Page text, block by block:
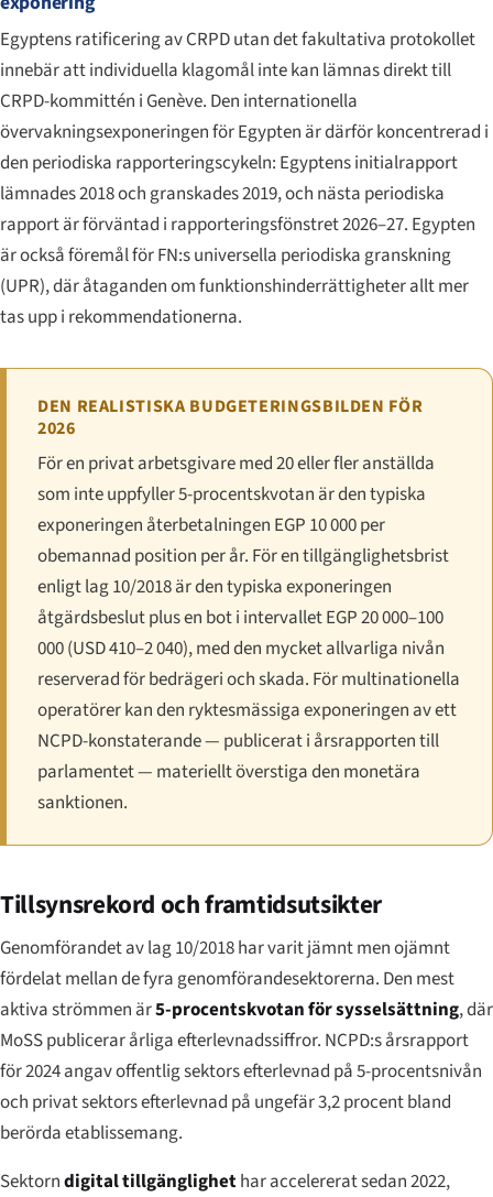
Egyptens ratificering av CRPD utan det fakultativa protokollet
innebär att individuella klagomål inte kan lämnas direkt till
CRPD-kommittén i Genève. Den internationella
övervakningsexponeringen för Egypten är därför koncentrerad i
den periodiska rapporteringscykeln: Egyptens initialrapport
lämnades 2018 och granskades 2019, och nästa periodiska
rapport är förväntad i rapporteringsfönstret 2026–27. Egypten
är också föremål för FN:s universella periodiska granskning
(UPR), där åtaganden om funktionshinderrättigheter allt mer
tas upp i rekommendationerna.
DEN REALISTISKA BUDGETERINGSBILDEN FÖR
2026
För en privat arbetsgivare med 20 eller fler anställda
som inte uppfyller 5-procentskvotan är den typiska
exponeringen återbetalningen EGP 10 000 per
obemannad position per år. För en tillgänglighetsbrist
enligt lag 10/2018 är den typiska exponeringen
åtgärdsbeslut plus en bot i intervallet EGP 20 000–100
000 (USD 410–2 040), med den mycket allvarliga nivån
reserverad för bedrägeri och skada. För multinationella
operatörer kan den ryktesmässiga exponeringen av ett
NCPD-konstaterande — publicerat i årsrapporten till
parlamentet — materiellt överstiga den monetära
sanktionen.
Tillsynsrekord och framtidsutsikter
Genomförandet av lag 10/2018 har varit jämnt men ojämnt
fördelat mellan de fyra genomförandesektorerna. Den mest
aktiva strömmen är5-procentskvotan för sysselsättning, där
MoSS publicerar årliga efterlevnadssiffror. NCPD:s årsrapport
för 2024 angav offentlig sektors efterlevnad på 5-procentsnivån
och privat sektors efterlevnad på ungefär 3,2 procent bland
berörda etablissemang.
Sektorndigital tillgänglighethar accelererat sedan 2022,